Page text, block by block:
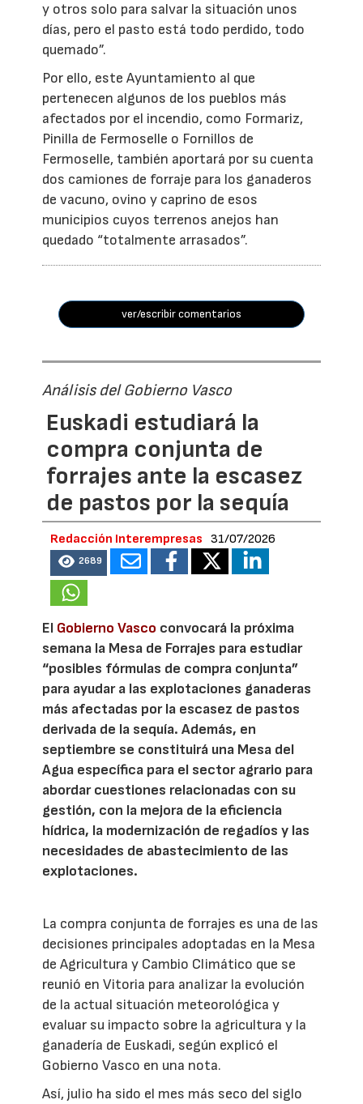
y otros solo para salvar la situación unos
días, pero el pasto está todo perdido, todo
quemado”.
Por ello, este Ayuntamiento al que
pertenecen algunos de los pueblos más
afectados por el incendio, como Formariz,
Pinilla de Fermoselle o Fornillos de
Fermoselle, también aportará por su cuenta
dos camiones de forraje para los ganaderos
de vacuno, ovino y caprino de esos
municipios cuyos terrenos anejos han
quedado “totalmente arrasados”.
ver/escribir comentarios
Análisis del Gobierno Vasco
Euskadi estudiará la
compra conjunta de
forrajes ante la escasez
de pastos por la sequía
Redacción Interempresas 31/07/2026
2689
El Gobierno Vasco convocará la próxima
semana la Mesa de Forrajes para estudiar
“posibles fórmulas de compra conjunta”
para ayudar a las explotaciones ganaderas
más afectadas por la escasez de pastos
derivada de la sequía. Además, en
septiembre se constituirá una Mesa del
Agua específica para el sector agrario para
abordar cuestiones relacionadas con su
gestión, con la mejora de la eficiencia
hídrica, la modernización de regadíos y las
necesidades de abastecimiento de las
explotaciones.
La compra conjunta de forrajes es una de las
decisiones principales adoptadas en la Mesa
de Agricultura y Cambio Climático que se
reunió en Vitoria para analizar la evolución
de la actual situación meteorológica y
evaluar su impacto sobre la agricultura y la
ganadería de Euskadi, según explicó el
Gobierno Vasco en una nota.
Así, julio ha sido el mes más seco del siglo